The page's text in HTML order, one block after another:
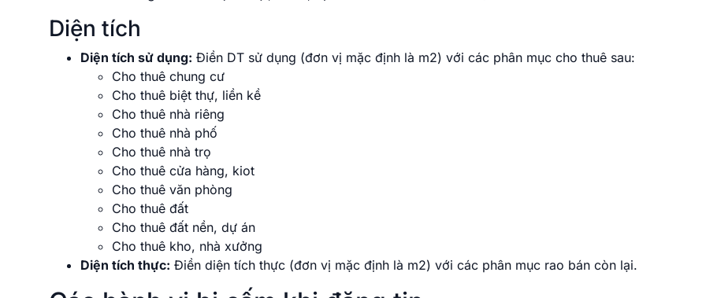
Diện tích
Diện tích sử dụng: Điền DT sử dụng (đơn vị mặc định là m2) với các phân mục cho thuê sau:
Cho thuê chung cư
Cho thuê biệt thự, liền kề
Cho thuê nhà riêng
Cho thuê nhà phố
Cho thuê nhà trọ
Cho thuê cửa hàng, kiot
Cho thuê văn phòng
Cho thuê đất
Cho thuê đất nền, dự án
Cho thuê kho, nhà xưởng
Diện tích thực: Điền diện tích thực (đơn vị mặc định là m2) với các phân mục rao bán còn lại.